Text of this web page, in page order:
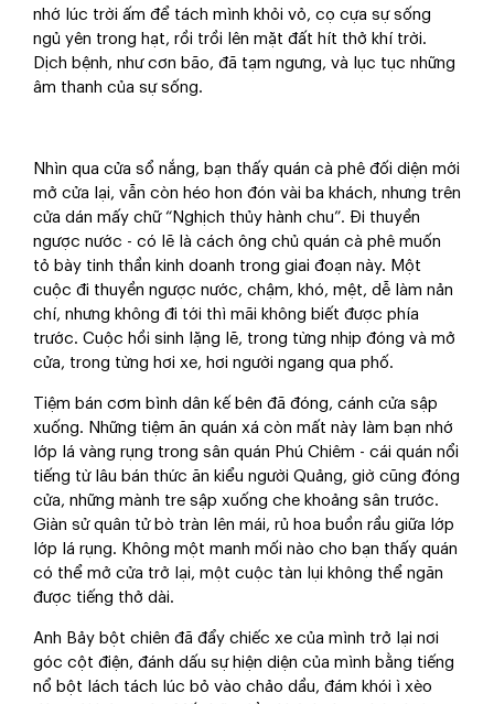
nhớ lúc trời ấm để tách mình khỏi vỏ, cọ cựa sự sống
ngủ yên trong hạt, rồi trồi lên mặt đất hít thở khí trời.
Dịch bệnh, như cơn bão, đã tạm ngưng, và lục tục những
âm thanh của sự sống.
Nhìn qua cửa sổ nắng, bạn thấy quán cà phê đối diện mới
mở cửa lại, vẫn còn héo hon đón vài ba khách, nhưng trên
cửa dán mấy chữ “Nghịch thủy hành chu”. Đi thuyền
ngược nước - có lẽ là cách ông chủ quán cà phê muốn
tỏ bày tinh thần kinh doanh trong giai đoạn này. Một
cuộc đi thuyền ngược nước, chậm, khó, mệt, dễ làm nản
chí, nhưng không đi tới thì mãi không biết được phía
trước. Cuộc hồi sinh lặng lẽ, trong từng nhịp đóng và mở
cửa, trong từng hơi xe, hơi người ngang qua phố.
Tiệm bán cơm bình dân kế bên đã đóng, cánh cửa sập
xuống. Những tiệm ăn quán xá còn mất này làm bạn nhớ
lớp lá vàng rụng trong sân quán Phú Chiêm - cái quán nổi
tiếng từ lâu bán thức ăn kiểu người Quảng, giờ cũng đóng
cửa, những mành tre sập xuống che khoảng sân trước.
Giàn sử quân tử bò tràn lên mái, rủ hoa buồn rầu giữa lớp
lớp lá rụng. Không một manh mối nào cho bạn thấy quán
có thể mở cửa trở lại, một cuộc tàn lụi không thể ngăn
được tiếng thở dài.
Anh Bảy bột chiên đã đẩy chiếc xe của mình trở lại nơi
góc cột điện, đánh dấu sự hiện diện của mình bằng tiếng
nổ bột lách tách lúc bỏ vào chảo dầu, đám khói ì xèo